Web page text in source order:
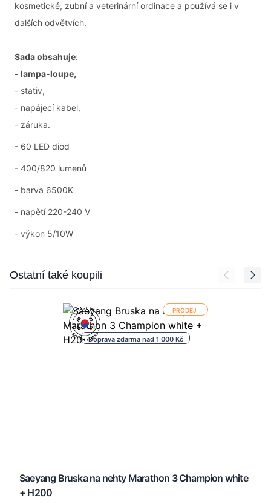
kosmetické, zubní a veterinární ordinace a používá se i v
dalších odvětvích.
Sada obsahuje:
- lampa-loupe,
- stativ,
- napájecí kabel,
- záruka.
- 60 LED diod
- 400/820 lumenů
- barva 6500K
- napětí 220-240 V
- výkon 5/10W
Press to skip carousel
Ostatní také koupili
PRODEJ
Doprava zdarma nad 1 000 Kč
Saeyang Bruska na nehty Marathon 3 Champion white
+ H200